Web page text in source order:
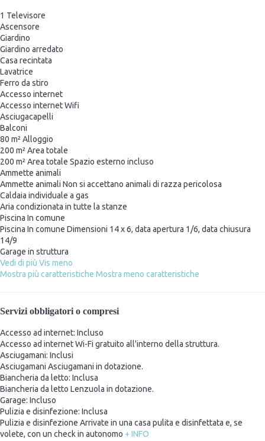
1 Televisore
Ascensore
Giardino
Giardino arredato
Casa recintata
Lavatrice
Ferro da stiro
Accesso internet
Accesso internetWifi
Asciugacapelli
Balconi
80 m² Alloggio
200 m² Area totale
200 m² Area totale Spazio esterno incluso
Ammette animali
Ammette animali Non si accettano animali di razza pericolosa
Caldaia individuale a gas
Aria condizionata in tutte la stanze
Piscina In comune
Piscina In comune Dimensioni 14 x 6, data apertura 1/6, data chiusura
14/9
Garage in struttura
Vedi di più Vis meno
Mostra più caratteristiche Mostra meno caratteristiche
Servizi obbligatori o compresi
Accesso ad internet: Incluso
Accesso ad internetWi-Fi gratuito all'interno della struttura.
Asciugamani: Inclusi
Asciugamani Asciugamani in dotazione.
Biancheria da letto: Inclusa
Biancheria da letto Lenzuola in dotazione.
Garage: Incluso
Pulizia e disinfezione: Inclusa
Pulizia e disinfezione Arrivate in una casa pulita e disinfettata e, se
volete, con un check in autonomo + INFO